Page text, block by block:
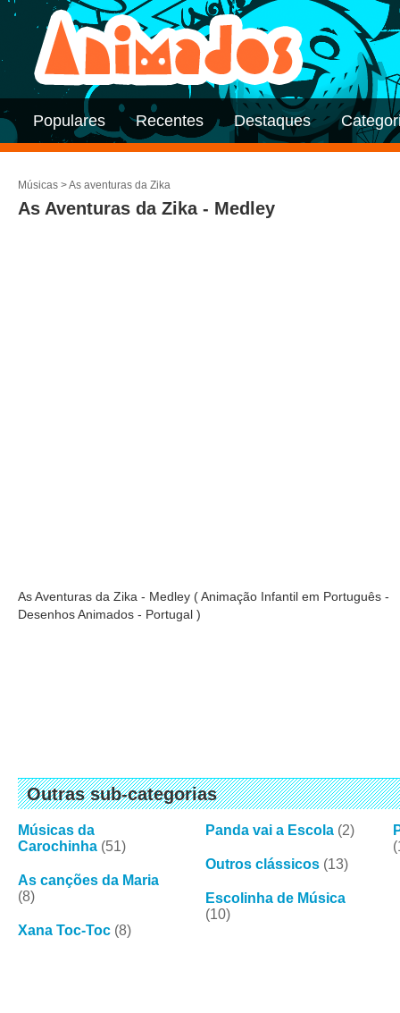
Populares Recentes Destaques
Músicas >As aventuras da Zika
As Aventuras da Zika - Medley
As Aventuras da Zika - Medley ( Animação Infantil em Português -
Desenhos Animados - Portugal )
Outras sub-categorias
Músicas da
Carochinha (51)
As canções da Maria
(8)
Xana Toc-Toc (8)
Panda vai a Escola (2)
Outros clássicos (13)
Escolinha de Música
(10)